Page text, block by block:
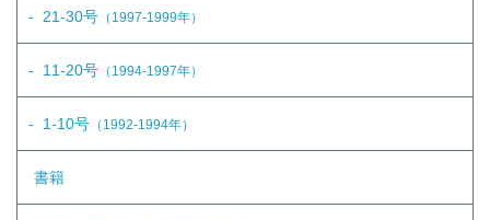
21-30号 （1997-1999年）
11-20号 （1994-1997年）
1-10号 （1992-1994年）
書籍